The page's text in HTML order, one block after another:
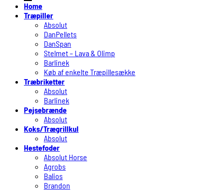
Home
Træpiller
Absolut
DanPellets
DanSpan
Stelmet – Lava & Olimp
Barlinek
Køb af enkelte Træpillesække
Træbriketter
Absolut
Barlinek
Pejsebrænde
Absolut
Koks/Trægrillkul
Absolut
Hestefoder
Absolut Horse
Agrobs
Balios
Brandon